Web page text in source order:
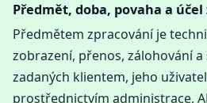
Předmět, doba, povaha a
Předmětem zpracování je
zobrazení, přenos, zálohování
zadaných klientem, jeho
prostřednictvím administrace,